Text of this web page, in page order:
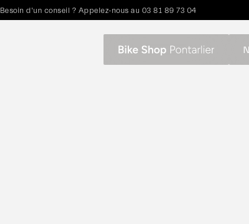
Besoin d'un conseil ? Appelez-nous au 03 81 89 73 04